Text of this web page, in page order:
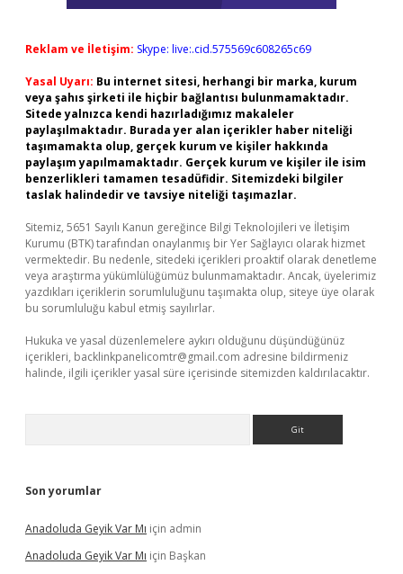
Reklam ve İletişim: Skype: live:.cid.575569c608265c69
Yasal Uyarı: Bu internet sitesi, herhangi bir marka, kurum
veya şahıs şirketi ile hiçbir bağlantısı bulunmamaktadır.
Sitede yalnızca kendi hazırladığımız makaleler
paylaşılmaktadır. Burada yer alan içerikler haber niteliği
taşımamakta olup, gerçek kurum ve kişiler hakkında
paylaşım yapılmamaktadır. Gerçek kurum ve kişiler ile isim
benzerlikleri tamamen tesadüfidir. Sitemizdeki bilgiler
taslak halindedir ve tavsiye niteliği taşımazlar.
Sitemiz, 5651 Sayılı Kanun gereğince Bilgi Teknolojileri ve İletişim
Kurumu (BTK) tarafından onaylanmış bir Yer Sağlayıcı olarak hizmet
vermektedir. Bu nedenle, sitedeki içerikleri proaktif olarak denetleme
veya araştırma yükümlülüğümüz bulunmamaktadır. Ancak, üyelerimiz
yazdıkları içeriklerin sorumluluğunu taşımakta olup, siteye üye olarak
bu sorumluluğu kabul etmiş sayılırlar.
Hukuka ve yasal düzenlemelere aykırı olduğunu düşündüğünüz
içerikleri, backlinkpanelicomtr@gmail.com adresine bildirmeniz
halinde, ilgili içerikler yasal süre içerisinde sitemizden kaldırılacaktır.
Son yorumlar
Anadoluda Geyik Var Mı için admin
Anadoluda Geyik Var Mı için Başkan